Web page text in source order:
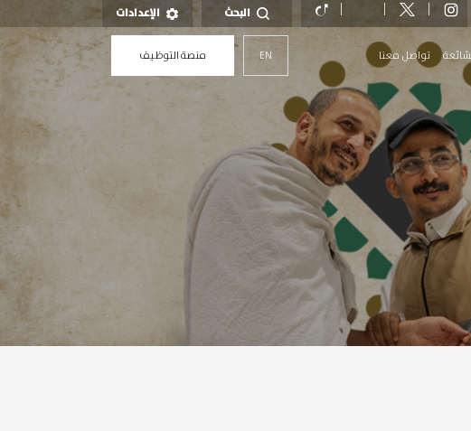
البحث الإعدادات
تواصل معنا EN منصة التوظيف